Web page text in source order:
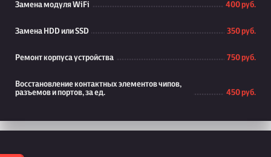
Замена модуля WiFi 400 руб.
Замена HDD или SSD 350 руб.
Ремонт корпуса устройства 750 руб.
Восстановление контактных элементов чипов,
разъемов и портов, за ед.
450 руб.